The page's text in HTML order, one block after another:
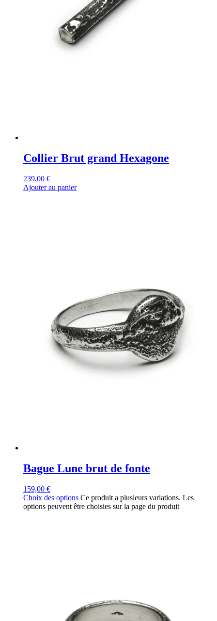
Collier Brut grand Hexagone
239,00 €
Ajouter au panier
Bague Lune brut de fonte
159,00 €
Choix des options Ce produit a plusieurs variations. Les
options peuvent être choisies sur la page du produit